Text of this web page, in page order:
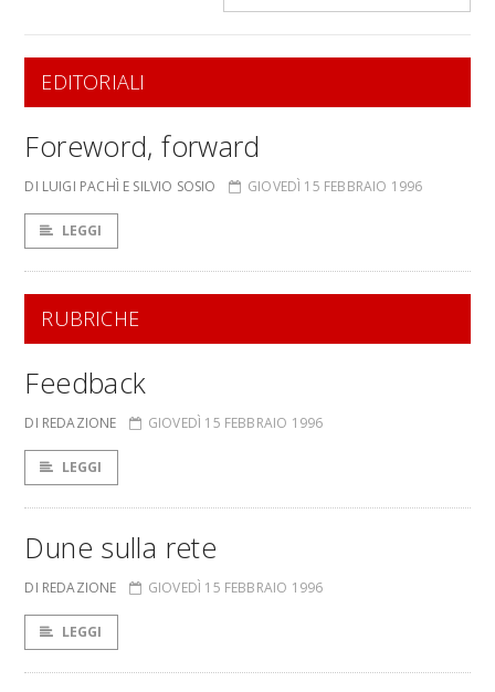
EDITORIALI
Foreword, forward
DI LUIGI PACHÌ E SILVIO SOSIO GIOVEDÌ 15 FEBBRAIO 1996
LEGGI
RUBRICHE
Feedback
DI REDAZIONE GIOVEDÌ 15 FEBBRAIO 1996
LEGGI
Dune sulla rete
DI REDAZIONE GIOVEDÌ 15 FEBBRAIO 1996
LEGGI